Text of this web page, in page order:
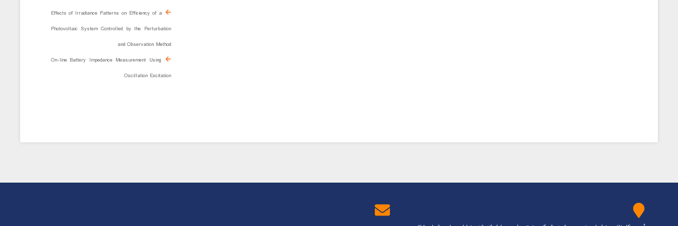
Effects of Irradiance Patterns on Efficiency of a
Photovoltaic System Controlled by the Perturbation
and Observation Method
On-line Battery Impedance Measurement Using
Oscillation Excitation